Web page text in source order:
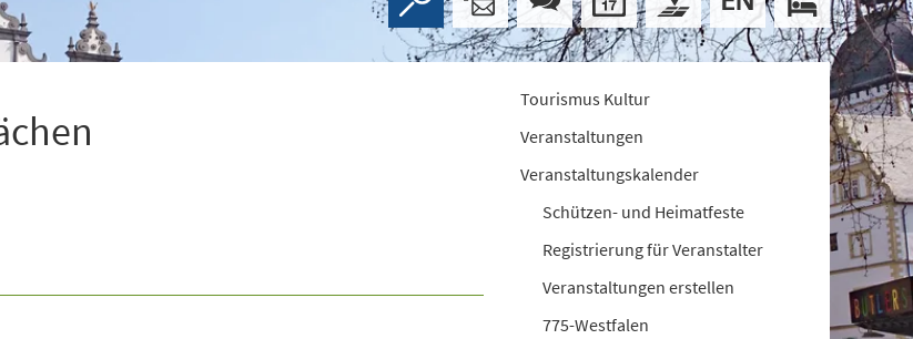
Tourismus Kultur
Veranstaltungen
Veranstaltungskalender
Schützen- und Heimatfeste
Registrierung für Veranstalter
Veranstaltungen erstellen
775-Westfalen